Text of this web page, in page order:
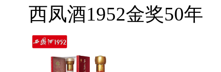
西凤酒1952金奖50年